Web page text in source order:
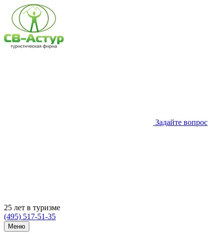
Задайте вопрос
25 лет в туризме
(495) 517-51-35
Меню